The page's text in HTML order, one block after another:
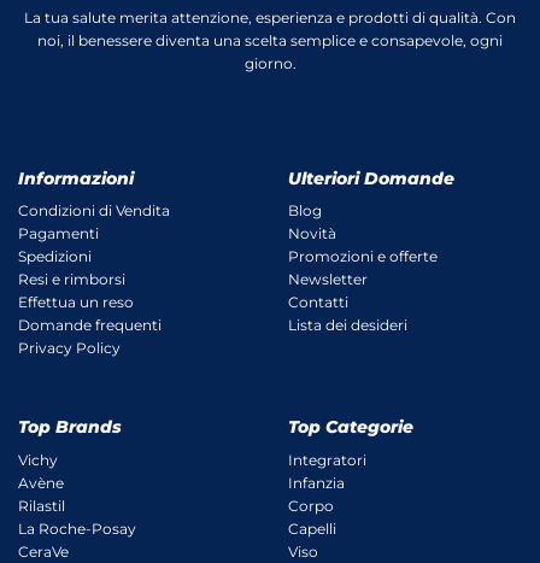
La tua salute merita attenzione, esperienza e prodotti di qualità. Con
noi, il benessere diventa una scelta semplice e consapevole, ogni
giorno.
Informazioni
Condizioni di Vendita
Pagamenti
Spedizioni
Resi e rimborsi
Effettua un reso
Domande frequenti
Privacy Policy
Ulteriori Domande
Blog
Novità
Promozioni e offerte
Newsletter
Contatti
Lista dei desideri
Top Brands
Vichy
Avène
Rilastil
La Roche-Posay
CeraVe
Top Categorie
Integratori
Infanzia
Corpo
Capelli
Viso